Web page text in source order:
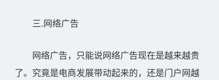
三.网络广告
网络广告，只能说网络广告现在是越来越贵
了。究竟是电商发展带动起来的，还是门户网越